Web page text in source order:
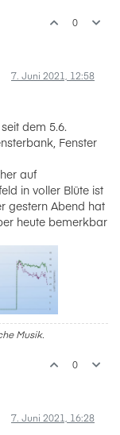
0
7. Juni 2021, 12:58
dem 5.6.
Fenster
auf
in voller Blüte ist
gestern Abend hat
heute bemerkbar
Musik.
0
7. Juni 2021, 16:28